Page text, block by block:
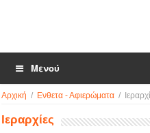
Μενού
Αρχική / Ενθετα - Αφιερώματα /
Ιεραρχίες